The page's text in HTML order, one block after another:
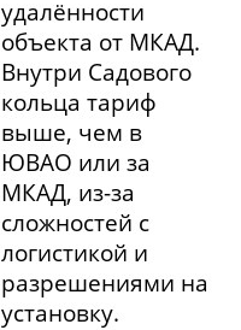
удалённости
объекта от МКАД.
Внутри Садового
кольца тариф
выше, чем в
ЮВАО или за
МКАД, из-за
сложностей с
логистикой и
разрешениями на
установку.